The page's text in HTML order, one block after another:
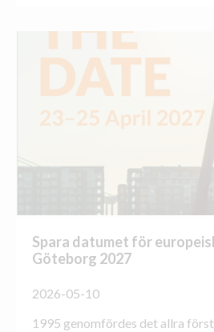
Spara datumet för
Göteborg 2027
2026-05-10
1995 genomfördes det allra